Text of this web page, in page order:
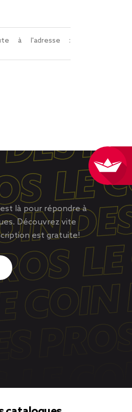
à l'adresse :
là pour répondre à
Découvrez vite
est gratuite!